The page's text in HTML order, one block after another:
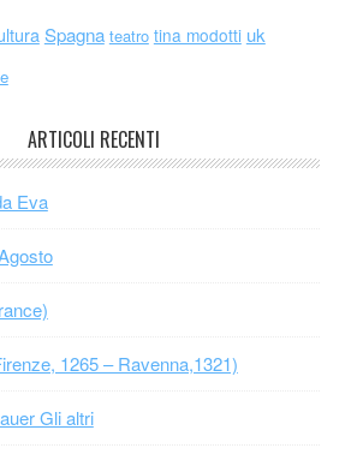
Spagna teatro tina modotti uk
ARTICOLI RECENTI
Eva
1265 – Ravenna,1321)
Gli altri